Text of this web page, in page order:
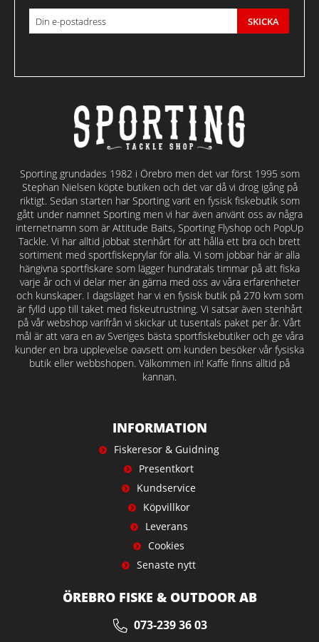
SKICKA
Sporting grundades 1982 i Örebro men det var först 1995 som
Stephan Nielsen köpte butiken och det var då vi drog igång på
riktigt. Sedan starten har Sporting varit en fysisk fiskebutik som
gått under namnet Sporting men vi har även använt oss av några
internetnamn som är Attitude Baits, Sporting Flyshop och PopUp
Tackle. Vi har alltid jobbat stenhårt för att hålla ett bra och brett
sortiment med sportfiskeprylar för alla. Vi som jobbar här är alla
hängivna sportfiskare som lägger hundratals timmar på att fiska
varje år och vi delar mer än gärna med oss av våra erfarenheter
och kunskaper. I dagsläget har vi en fysisk butik på 270 kvm som
är fylld upp till taket med fiskeutrustning. Vi satsar även stenhårt
på vår webshop varifrån vi skickar ut tusentals paket per år. Vårt
mål är att vara en av Sveriges bästa sportfiskebutiker och ge våra
kunder en bra upplevelse oavsett om kunden besöker vår fysiska
butik eller webbshopen. Välkommen in! Kaffe finns alltid på
kannan.
INFORMATION
Fiskeresor & Guidning
Presentkort
Kundservice
Köpvillkor
Leverans
Cookies
Senaste nytt
ÖREBRO FISKE & OUTDOOR AB
073-239 36 03